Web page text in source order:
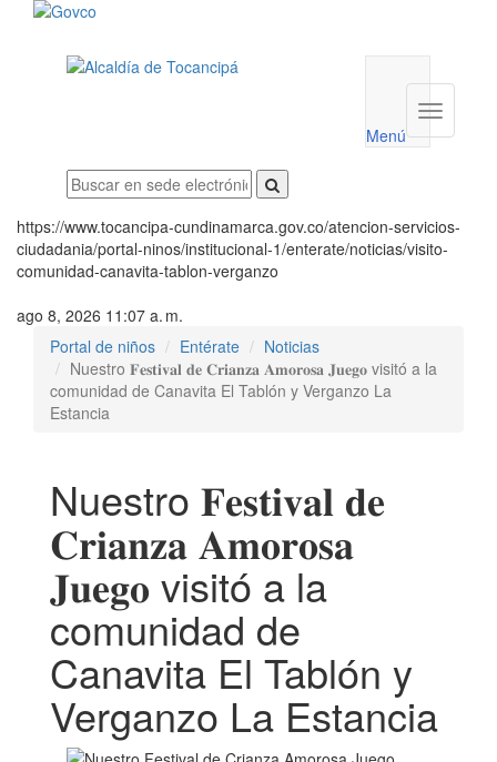
utilidades
Menú
Menú
https://www.tocancipa-cundinamarca.gov.co/atencion-servicios-
ciudadania/portal-ninos/institucional-1/enterate/noticias/visito-
comunidad-canavita-tablon-verganzo
ago 8, 2026 11:07 a. m.
Portal de niños
Entérate
Noticias
Nuestro 𝐅𝐞𝐬𝐭𝐢𝐯𝐚𝐥 𝐝𝐞 𝐂𝐫𝐢𝐚𝐧𝐳𝐚 𝐀𝐦𝐨𝐫𝐨𝐬𝐚 𝐉𝐮𝐞𝐠𝐨 visitó a la
comunidad de Canavita El Tablón y Verganzo La
Estancia
Nuestro 𝐅𝐞𝐬𝐭𝐢𝐯𝐚𝐥 𝐝𝐞
𝐂𝐫𝐢𝐚𝐧𝐳𝐚 𝐀𝐦𝐨𝐫𝐨𝐬𝐚
𝐉𝐮𝐞𝐠𝐨 visitó a la
comunidad de
Canavita El Tablón y
Verganzo La Estancia